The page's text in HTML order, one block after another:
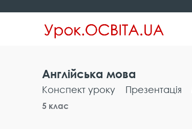
Англійська мова
Конспект уроку Презентація
5 клас